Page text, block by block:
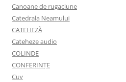
Canoane de rugaciune
Catedrala Neamului
CATEHEZĂ
Cateheze audio
COLINDE
CONFERINȚE
Cuv